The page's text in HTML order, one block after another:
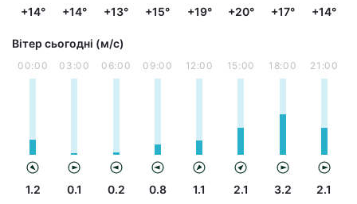
+14° +14° +13° +15° +19° +20° +17° +14°
Вітер сьогодні (м/с)
00:00
1.2
03:00
0.1
06:00
0.2
09:00
0.8
12:00
1.1
15:00
2.1
18:00
3.2
21:00
2.1